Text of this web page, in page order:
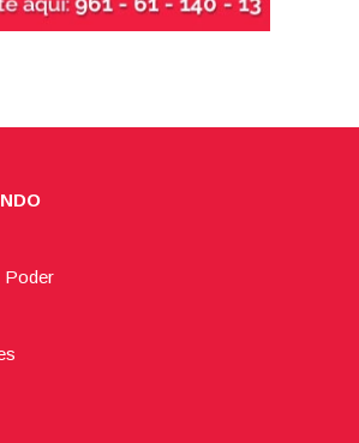
Poder